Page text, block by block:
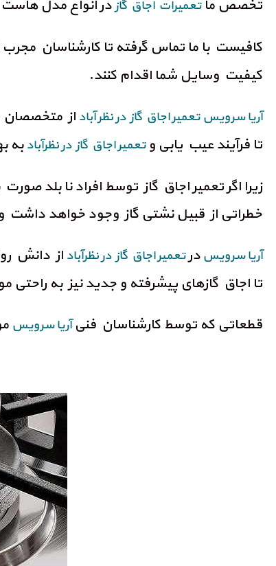
تخصص ماتعمیرات اجاق گازدر انواع مدل
کافیست با ما تماس گرفته تا کارشناسان
کیفیت وسایل شما اقدام کنند.
آریا سرویس تعمیر اجاق گاز در نظر آباد از متخصصان
تا فرآیند عیب یابی وتعمیر اجاق گاز در نظرآبادبه
زیرا اگر تعمیر اجاق گاز توسط افراد نا بلد
خطراتی از قبیل نشتی گاز وجود خواهد داشت و
آریا سرویسدرتعمیر اجاق گاز در نظرآباد از دانش
تا اجاق گازهای پیشرفته و جدید نیز به راحتی
قطعاتی که توسط کارشناسان فنیآریا سرویس